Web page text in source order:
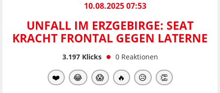
10.08.2025 07:53
UNFALL IM ERZGEBIRGE: SEAT
KRACHT FRONTAL GEGEN LATERNE
3.197Klicks 0 Reaktionen
❤️ 😂 😱 🔥 😥 👏